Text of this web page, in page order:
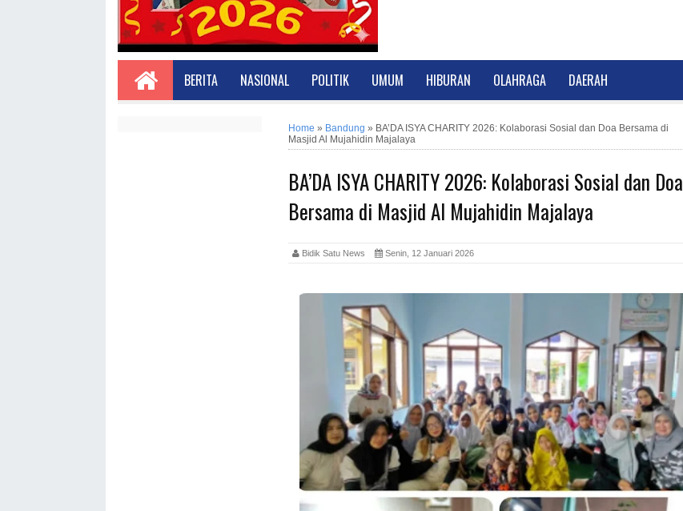
BERITA NASIONAL POLITIK UMUM HIBURAN OLAHRAGA DAERAH
Home » Bandung » BA’DA ISYA CHARITY 2026: Kolaborasi Sosial dan Doa Bersama di
Masjid Al Mujahidin Majalaya
BA’DA ISYA CHARITY 2026: Kolaborasi Sosial dan Doa
Bersama di Masjid Al Mujahidin Majalaya
Bidik Satu News Senin, 12 Januari 2026